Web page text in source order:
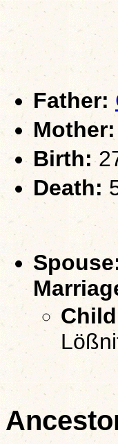
Father:
Mother:
Birth:
Death: